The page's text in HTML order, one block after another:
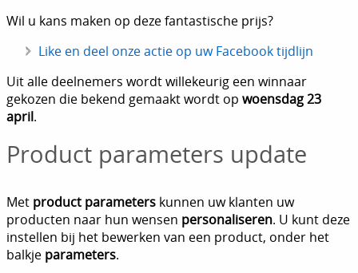
Wil u kans maken op deze fantastische prijs?
Like en deel onze actie op uw Facebook tijdlijn
Uit alle deelnemers wordt willekeurig een winnaar
gekozen die bekend gemaakt wordt op woensdag 23
april.
Product parameters update
Met product parameters kunnen uw klanten uw
producten naar hun wensen personaliseren. U kunt deze
instellen bij het bewerken van een product, onder het
balkje parameters.